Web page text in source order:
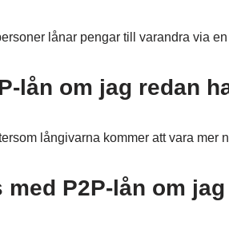
lånar pengar till varandra via
lån om jag redan
långivarna kommer att vara mer
P2P-lån om